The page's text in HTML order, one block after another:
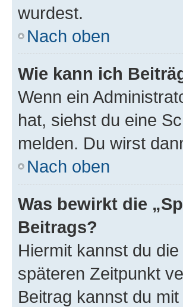
wurdest.
Nach oben
Wie kann ich
Wenn ein
hat, siehst du eine
melden. Du wirst
Nach oben
Was bewirkt die
Beitrags?
Hiermit kannst du
späteren Zeitpunkt
Beitrag kannst du